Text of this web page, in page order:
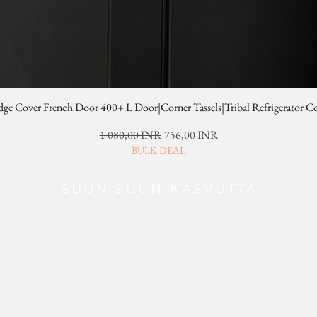
Cover French Door 400+ L Door|Corner Tassels|Tribal Refrigerator
Normaali hinta
1 080,00 INR Alehinta
756,00 INR
BULK DEAL